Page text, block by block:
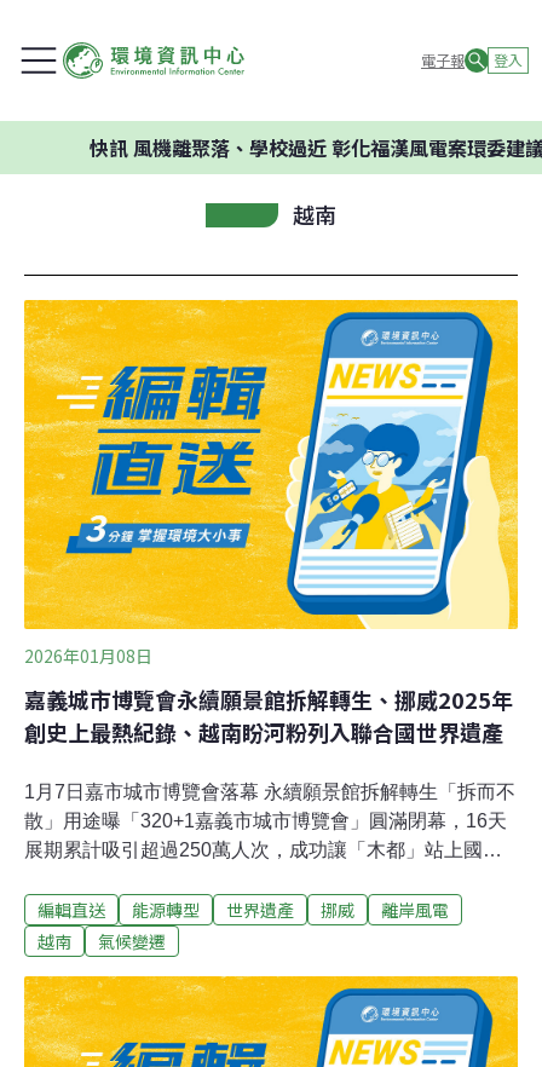
電子報 登入
風機離聚落、學校過近 彰化福漢風電案環委建議不應開發
越南
2026年01月08日
嘉義城市博覽會永續願景館拆解轉生、挪威2025年
創史上最熱紀錄、越南盼河粉列入聯合國世界遺產
1月7日嘉市城市博覽會落幕 永續願景館拆解轉生「拆而不
散」用途曝「320+1嘉義市城市博覽會」圓滿閉幕，16天
展期累計吸引超過250萬人次，成功讓「木都」站上國際
設計事務所MVRDV規劃的全木構展館「WoodenWonders
嘉市博願景館」，將拆解重組，轉化為校園學習與公共空
台南主要流域水質改善 嚴重污染河段邁向119年歸零台南
市政府今天表示，台南市主要流域水質持續改善，河川嚴
重污染長度從民國113年33.3公里降至114年19.7公里、減
編輯直送 能源轉型 世界遺產 挪威
離岸風電
越南
氣候變遷